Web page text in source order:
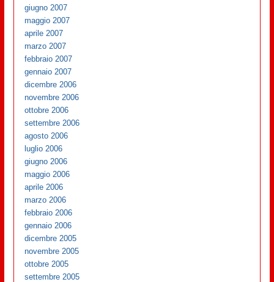
giugno 2007
maggio 2007
aprile 2007
marzo 2007
febbraio 2007
gennaio 2007
dicembre 2006
novembre 2006
ottobre 2006
settembre 2006
agosto 2006
luglio 2006
giugno 2006
maggio 2006
aprile 2006
marzo 2006
febbraio 2006
gennaio 2006
dicembre 2005
novembre 2005
ottobre 2005
settembre 2005